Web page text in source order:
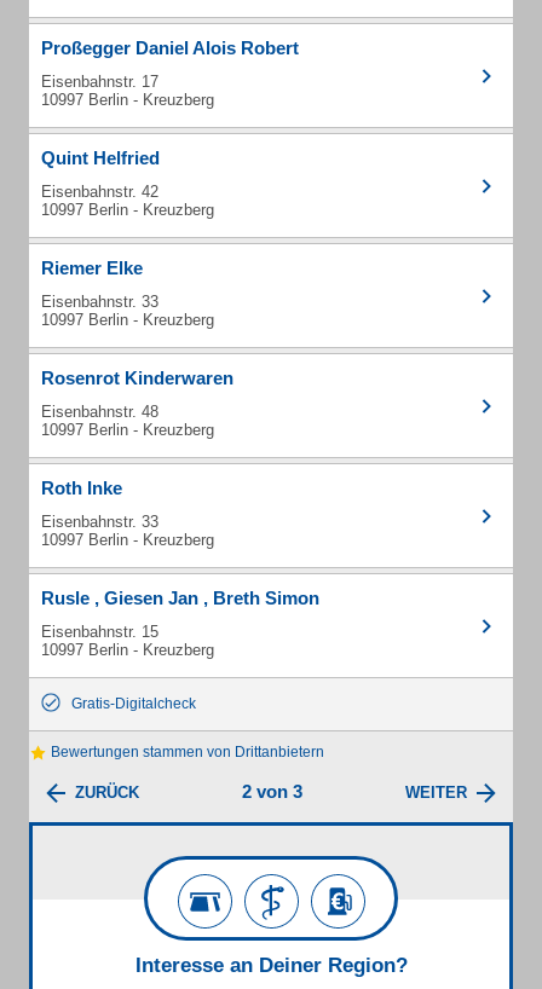
Proßegger Daniel Alois Robert
Eisenbahnstr. 17
10997 Berlin - Kreuzberg
Quint Helfried
Eisenbahnstr. 42
10997 Berlin - Kreuzberg
Riemer Elke
Eisenbahnstr. 33
10997 Berlin - Kreuzberg
Rosenrot Kinderwaren
Eisenbahnstr. 48
10997 Berlin - Kreuzberg
Roth Inke
Eisenbahnstr. 33
10997 Berlin - Kreuzberg
Rusle , Giesen Jan , Breth Simon
Eisenbahnstr. 15
10997 Berlin - Kreuzberg
Gratis-Digitalcheck
Bewertungen stammen von Drittanbietern
ZURÜCK 2 von 3 WEITER
Interesse an Deiner Region?